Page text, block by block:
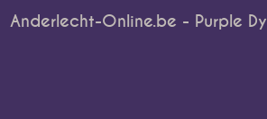
Anderlecht-Online.be - Purple